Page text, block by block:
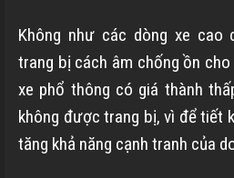
Không như các dòng xe
trang bị cách âm chống ồn
xe phổ thông có giá thành
không được trang bị, vì để tiết
tăng khả năng cạnh tranh của